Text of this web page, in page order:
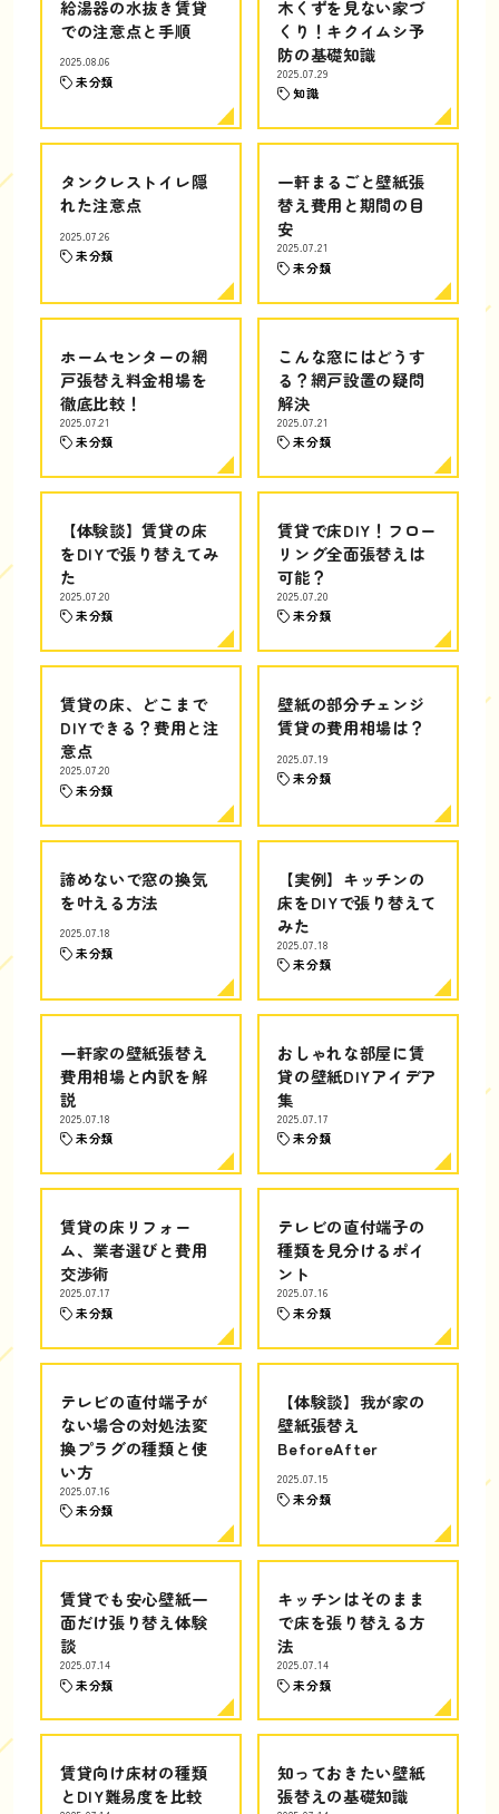
給湯器の水抜き賃貸
での注意点と手順
2025.08.06
未分類
木くずを見ない家づ
くり！キクイムシ予
防の基礎知識
2025.07.29
知識
タンクレストイレ隠
れた注意点
2025.07.26
未分類
一軒まるごと壁紙張
替え費用と期間の目
安
2025.07.21
未分類
ホームセンターの網
戸張替え料金相場を
徹底比較！
2025.07.21
未分類
こんな窓にはどうす
る？網戸設置の疑問
解決
2025.07.21
未分類
【体験談】賃貸の床
をDIYで張り替えてみ
た
2025.07.20
未分類
賃貸で床DIY！フロー
リング全面張替えは
可能？
2025.07.20
未分類
賃貸の床、どこまで
DIYできる？費用と注
意点
2025.07.20
未分類
壁紙の部分チェンジ
賃貸の費用相場は？
2025.07.19
未分類
諦めないで窓の換気
を叶える方法
2025.07.18
未分類
【実例】キッチンの
床をDIYで張り替えて
みた
2025.07.18
未分類
一軒家の壁紙張替え
費用相場と内訳を解
説
2025.07.18
未分類
おしゃれな部屋に賃
貸の壁紙DIYアイデア
集
2025.07.17
未分類
賃貸の床リフォー
ム、業者選びと費用
交渉術
2025.07.17
未分類
テレビの直付端子の
種類を見分けるポイ
ント
2025.07.16
未分類
テレビの直付端子が
ない場合の対処法変
換プラグの種類と使
い方
2025.07.16
未分類
【体験談】我が家の
壁紙張替え
BeforeAfter
2025.07.15
未分類
賃貸でも安心壁紙一
面だけ張り替え体験
談
2025.07.14
未分類
キッチンはそのまま
で床を張り替える方
法
2025.07.14
未分類
賃貸向け床材の種類
とDIY難易度を比較
知っておきたい壁紙
張替えの基礎知識